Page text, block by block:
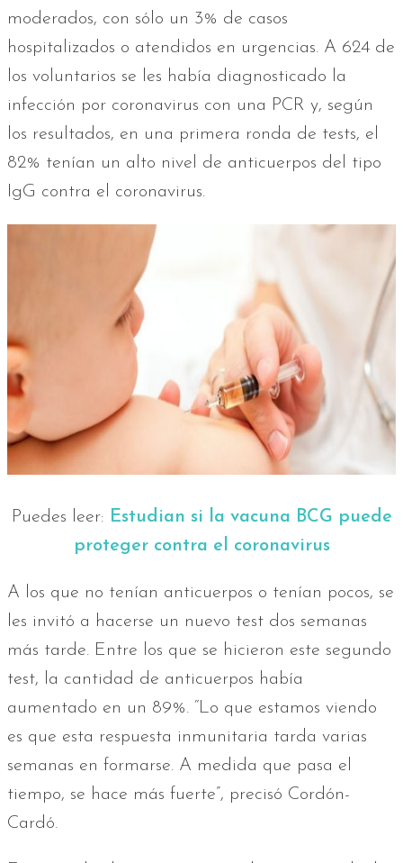
moderados, con sólo un 3% de casos
hospitalizados o atendidos en urgencias. A 624 de
los voluntarios se les había diagnosticado la
infección por coronavirus con una PCR y, según
los resultados, en una primera ronda de tests, el
82% tenían un alto nivel de anticuerpos del tipo
IgG contra el coronavirus.
Puedes leer: Estudian si la vacuna BCG puede
proteger contra el coronavirus
A los que no tenían anticuerpos o tenían pocos, se
les invitó a hacerse un nuevo test dos semanas
más tarde. Entre los que se hicieron este segundo
test, la cantidad de anticuerpos había
aumentado en un 89%. “Lo que estamos viendo
es que esta respuesta inmunitaria tarda varias
semanas en formarse. A medida que pasa el
tiempo, se hace más fuerte”, precisó Cordón-
Cardó.